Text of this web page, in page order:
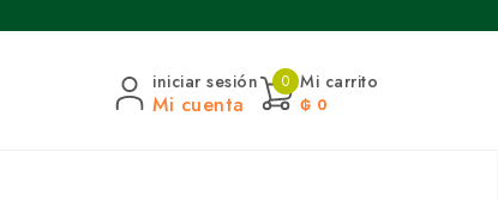
iniciar sesión
Mi cuenta
0 Mi carrito
₲ 0